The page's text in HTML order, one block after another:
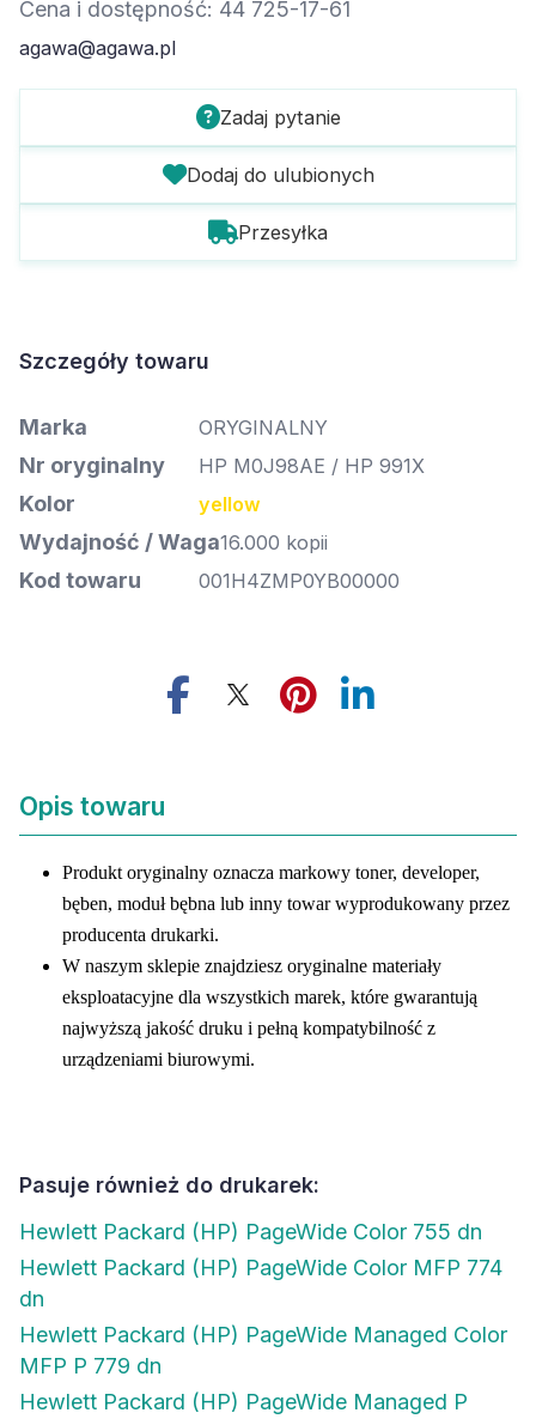
Cena i dostępność: 44 725-17-61
agawa@agawa.pl
Zadaj pytanie
Dodaj do ulubionych
Przesyłka
Szczegóły towaru
Marka ORYGINALNY
Nr oryginalny HP M0J98AE / HP 991X
Kolor yellow
Wydajność / Waga16.000 kopii
Kod towaru 001H4ZMP0YB00000
Opis towaru
Produkt oryginalny oznacza markowy toner, developer,
bęben, moduł bębna lub inny towar wyprodukowany przez
producenta drukarki.
W naszym sklepie znajdziesz oryginalne materiały
eksploatacyjne dla wszystkich marek, które gwarantują
najwyższą jakość druku i pełną kompatybilność z
urządzeniami biurowymi.
Pasuje również do drukarek:
Hewlett Packard (HP) PageWide Color 755 dn
Hewlett Packard (HP) PageWide Color MFP 774
dn
Hewlett Packard (HP) PageWide Managed Color
MFP P 779 dn
Hewlett Packard (HP) PageWide Managed P